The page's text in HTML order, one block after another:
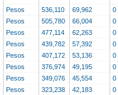
Pesos 536,110 69,962
0
Pesos 505,780 66,004
0
Pesos 477,114 62,263
0
Pesos 439,782 57,392
0
Pesos 407,172 53,136
0
Pesos 376,974 49,195
0
Pesos 349,076 45,554
0
Pesos 323,238 42,183
0